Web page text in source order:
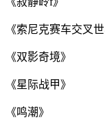
《索尼克赛车交叉世
《双影奇境》
《星际战甲》
《鸣潮》